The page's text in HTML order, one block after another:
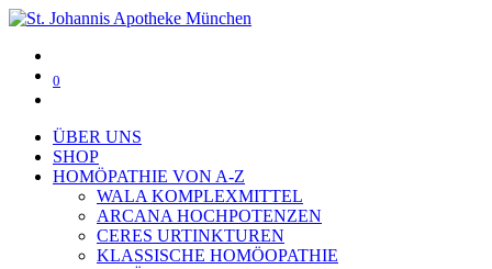
0
ÜBER UNS
SHOP
HOMÖPATHIE VON A-Z
WALA KOMPLEXMITTEL
ARCANA HOCHPOTENZEN
CERES URTINKTUREN
KLASSISCHE HOMÖOPATHIE